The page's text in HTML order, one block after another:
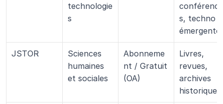
technologie
s
conférence
s, techno
JSTOR
Sciences
humaines
et sociales
Abonneme
nt / Gratuit
(OA)
Livres,
revues,
archives
historiques